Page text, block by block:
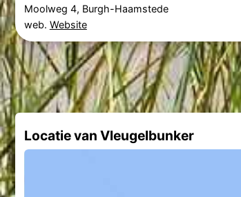
Moolweg 4, Burgh-Haamstede
web. Website
Locatie van Vleugelbunker